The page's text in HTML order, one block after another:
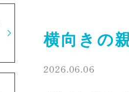
横向きの
2026.06.06